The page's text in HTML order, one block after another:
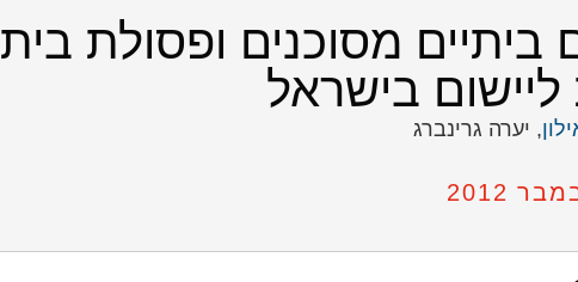
ביתיים מסוכנים ופסולת
ליישום בישראל
, יערה גרינברג
2012